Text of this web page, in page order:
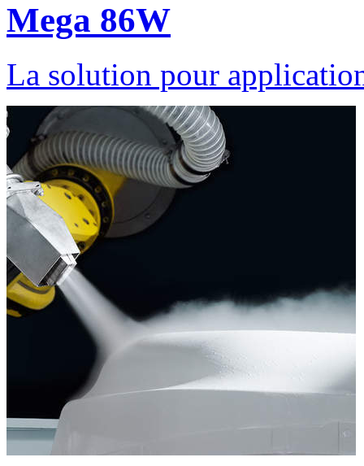
Mega 86W
La solution pour